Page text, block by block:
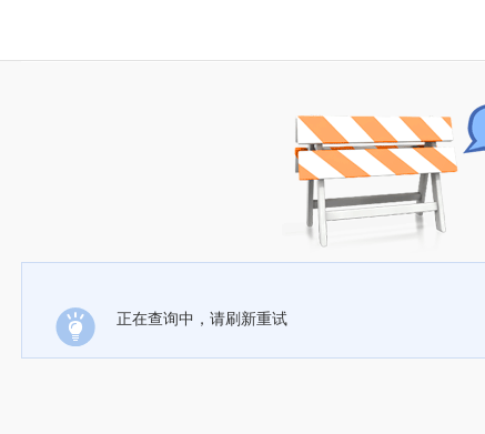
正在查询中，请刷新重试